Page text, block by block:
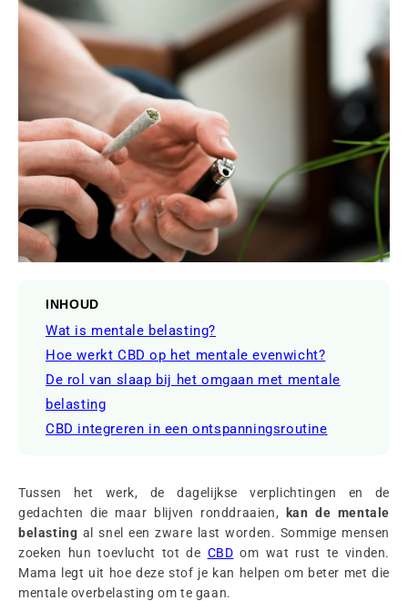
INHOUD
Wat is mentale belasting?
Hoe werkt CBD op het mentale evenwicht?
De rol van slaap bij het omgaan met mentale
belasting
CBD integreren in een ontspanningsroutine
Tussen het werk, de dagelijkse verplichtingen en de
gedachten die maar blijven ronddraaien,
kan de mentale
belasting al snel een zware last worden. Sommige mensen
zoeken hun toevlucht tot de CBD om wat rust te vinden.
Mama legt uit hoe deze stof je kan helpen om beter met die
mentale overbelasting om te gaan.